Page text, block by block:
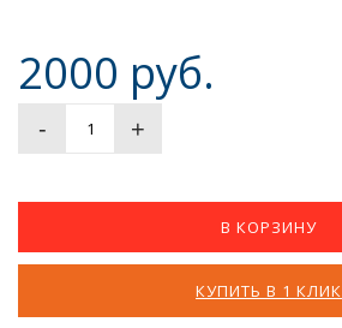
2000 руб.
- +
В КОРЗИНУ
КУПИТЬ В 1 КЛИК